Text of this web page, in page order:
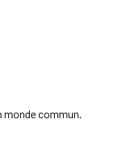
monde commun.